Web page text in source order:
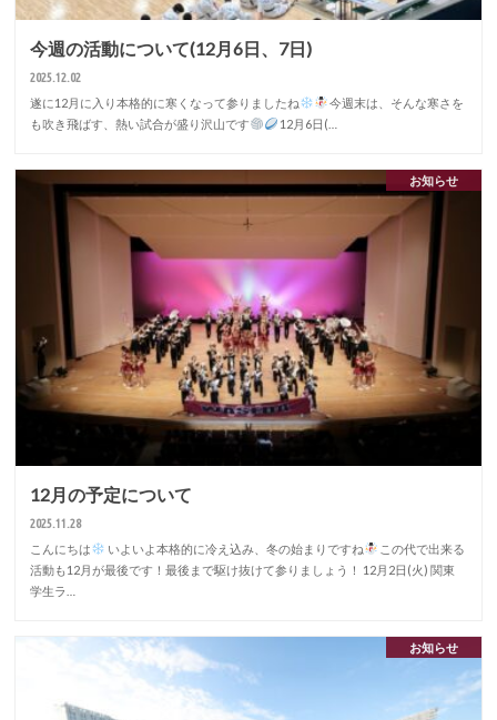
今週の活動について(12月6日、7日)
2025.12.02
遂に12月に入り本格的に寒くなって参りましたね
今週末は、そんな寒さを
も吹き飛ばす、熱い試合が盛り沢山です
12月6日(…
お知らせ
12月の予定について
2025.11.28
こんにちは
いよいよ本格的に冷え込み、冬の始まりですね
この代で出来る
活動も12月が最後です！最後まで駆け抜けて参りましょう！ 12月2日(火) 関東
学生ラ…
お知らせ